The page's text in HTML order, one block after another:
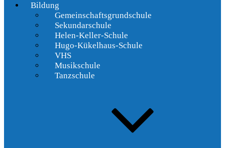
Bildung
Gemeinschaftsgrundschule
Sekundarschule
Helen-Keller-Schule
Hugo-Kükelhaus-Schule
VHS
Musikschule
Tanzschule